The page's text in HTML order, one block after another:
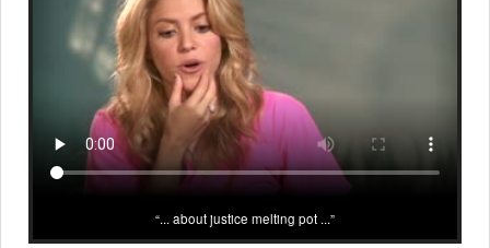
... about justice melting pot ...